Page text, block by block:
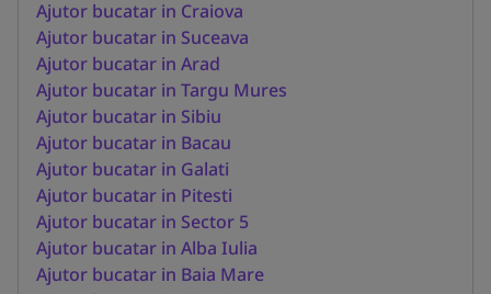
Ajutor bucatar in Craiova
Ajutor bucatar in Suceava
Ajutor bucatar in Arad
Ajutor bucatar in Targu Mures
Ajutor bucatar in Sibiu
Ajutor bucatar in Bacau
Ajutor bucatar in Galati
Ajutor bucatar in Pitesti
Ajutor bucatar in Sector 5
Ajutor bucatar in Alba Iulia
Ajutor bucatar in Baia Mare